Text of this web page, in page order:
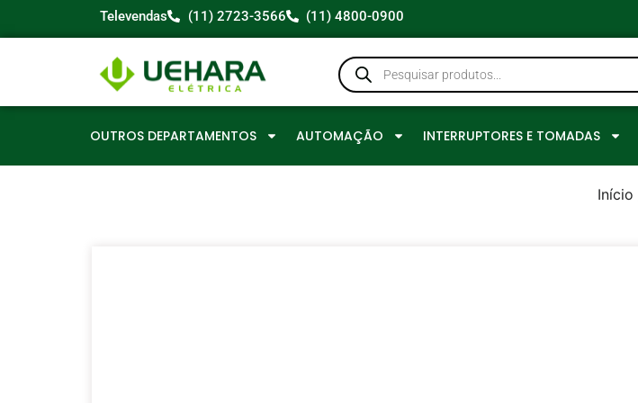
Televendas (11) 2723-3566 (11) 4800-0900
OUTROS DEPARTAMENTOS AUTOMAÇÃO INTERRUPTORES E TOMADAS
Início